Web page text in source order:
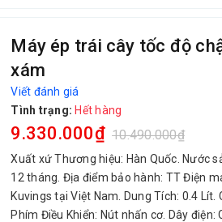
Máy ép trái cây tốc độ
xám
Viết đánh giá
Tình trạng: Hết hàng
9.330.000₫ 10.490.000₫
Xuất xứ Thương hiệu: Hàn Quốc. Nước
12 tháng. Địa điểm bảo hành: TT Điện
Kuvings tại Việt Nam. Dung Tích: 0.4
Phím Điều Khiển: Nút nhấn cơ. Dây